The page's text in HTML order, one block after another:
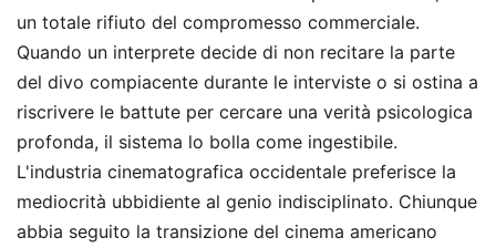
un totale rifiuto del compromesso commerciale.
Quando un interprete decide di non recitare la parte
del divo compiacente durante le interviste o si ostina a
riscrivere le battute per cercare una verità psicologica
profonda, il sistema lo bolla come ingestibile.
L'industria cinematografica occidentale preferisce la
mediocrità ubbidiente al genio indisciplinato. Chiunque
abbia seguito la transizione del cinema americano